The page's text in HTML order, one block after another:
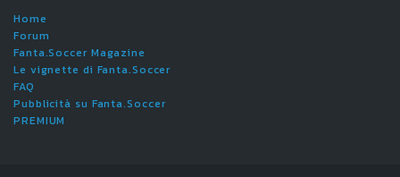
Home
Forum
Fanta.Soccer Magazine
Le vignette di Fanta.Soccer
FAQ
Pubblicità su Fanta.Soccer
PREMIUM